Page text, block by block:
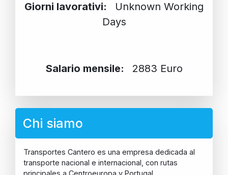
Giorni lavorativi:
Unknown Working
Days
Salario mensile: 2883 Euro
Chi siamo
Transportes Cantero es una empresa dedicada al
transporte nacional e internacional, con rutas